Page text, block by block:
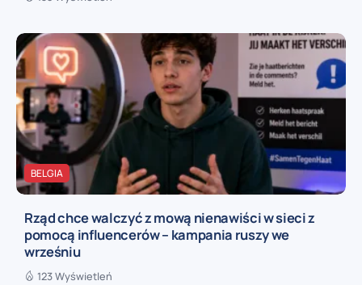
BELGIA
Rząd chce walczyć z mową nienawiści w sieci z
pomocą influencerów – kampania ruszy we
wrześniu
123 Wyświetleń